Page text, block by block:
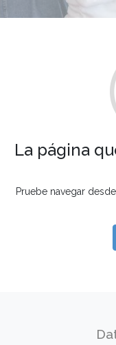
La página
Pruebe navegar